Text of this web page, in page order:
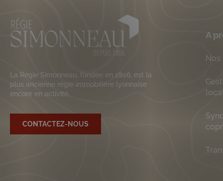
La Régie Simonneau, fondée en 1806, est la
plus ancienne régie immobilière lyonnaise
encore en activité.
CONTACTEZ-NOUS
A